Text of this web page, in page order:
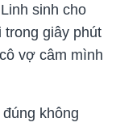
sinh cho
trong giây phút
vợ câm mình
không